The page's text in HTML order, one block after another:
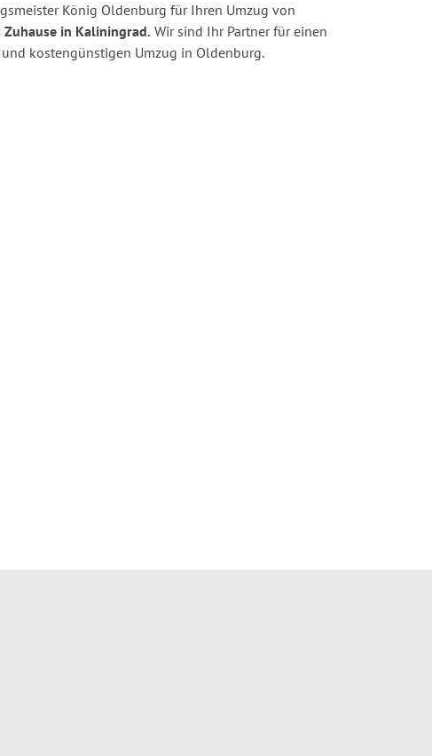
König Oldenburg für Ihren Umzug von
Zuhause in Kaliningrad. Wir sind Ihr Partner für einen
kostengünstigen Umzug in Oldenburg.